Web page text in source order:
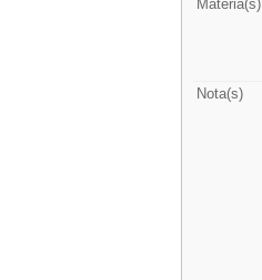
Materia(s)
Nota(s)